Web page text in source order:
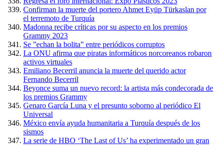
Confirman la muerte del portero Ahmet Eyüp Türkaslan por
el terremoto de Turquía
Madonna recibe críticas por su aspecto en los premios
Grammy 2023
Se ”echan la bolita” entre periódicos corruptos
La ONU afirma que piratas informáticos norcoreanos robaron
activos virtuales
Emiliano Becerril anuncia la muerte del querido actor
Fernando Becerril
Beyonce suma un nuevo record: la artista más condecorada de
los premios Grammy
Genaro García Luna y el presunto soborno al periódico El
Universal
México envía ayuda humanitaria a Turquía después de los
sismos
La serie de HBO ‘The Last of Us’ ha experimentado un gran